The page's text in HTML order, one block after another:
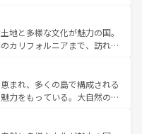
スイスならではのユニークな
だけでなく町歩きも満喫する
高いため物価も高いが、旅行
ともできる。 なお、新
一覧 を参照してほしい。
地と多様な文化が魅力の国。
カリフォルニアまで、訪れる
ショッピング、エンターテイ
スポットだ。一方、アメリカ
ランドキャニオンやイエロー
音楽と美食が融合した独特の
まれ、多くの島で構成される
力をもっている。大自然の神
定番の観光地といえばオアフ